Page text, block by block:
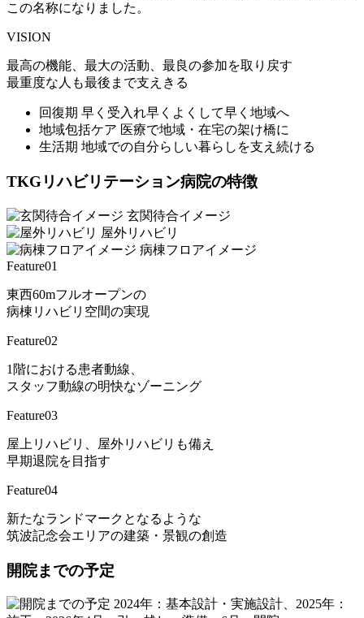
この名称になりました。
VISION
最高の機能、最大の活動、最良の参加を取り戻す
最重度な人も最後まで支えきる
回復期 早く受入れ早くよくして早く地域へ
地域包括ケア 医療で地域・在宅の架け橋に
生活期 地域での自分らしい暮らしを支え続ける
TKGリハビリテーション病院の特徴
玄関待合イメージ
屋外リハビリ
病棟フロアイメージ
Feature01
東西60mフルオープンの
病棟リハビリ空間の実現
Feature02
1階における患者動線、
スタッフ動線の明快なゾーニング
Feature03
屋上リハビリ、屋外リハビリも備え
早期退院を目指す
Feature04
新たなランドマークとなるような
筑波記念会エリアの建築・景観の創造
開院までの予定